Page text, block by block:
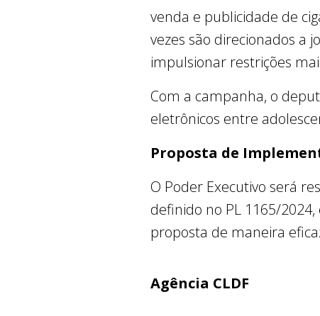
venda e publicidade de
vezes são direcionados a
impulsionar restrições
Com a campanha, o
eletrônicos entre
Proposta de
O Poder Executivo será
definido no PL 1165/
proposta de maneira
Agência CLDF